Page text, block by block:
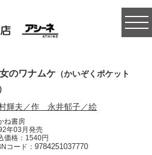
のワナムケ （かいぞくポケット
輝夫／作 永井郁子／絵
ね書房
年03月発売
価格：1540円
コード：9784251037770